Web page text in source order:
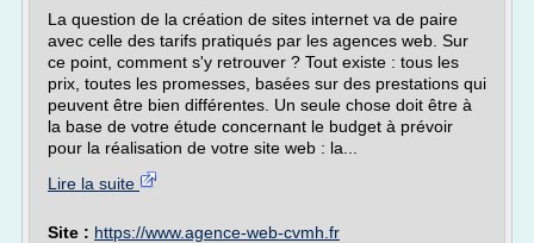
La question de la création de sites internet va de paire
avec celle des tarifs pratiqués par les agences web. Sur
ce point, comment s'y retrouver ? Tout existe : tous les
prix, toutes les promesses, basées sur des prestations qui
peuvent être bien différentes. Un seule chose doit être à
la base de votre étude concernant le budget à prévoir
pour la réalisation de votre site web : la...
Lire la suite
Site : https://www.agence-web-cvmh.fr